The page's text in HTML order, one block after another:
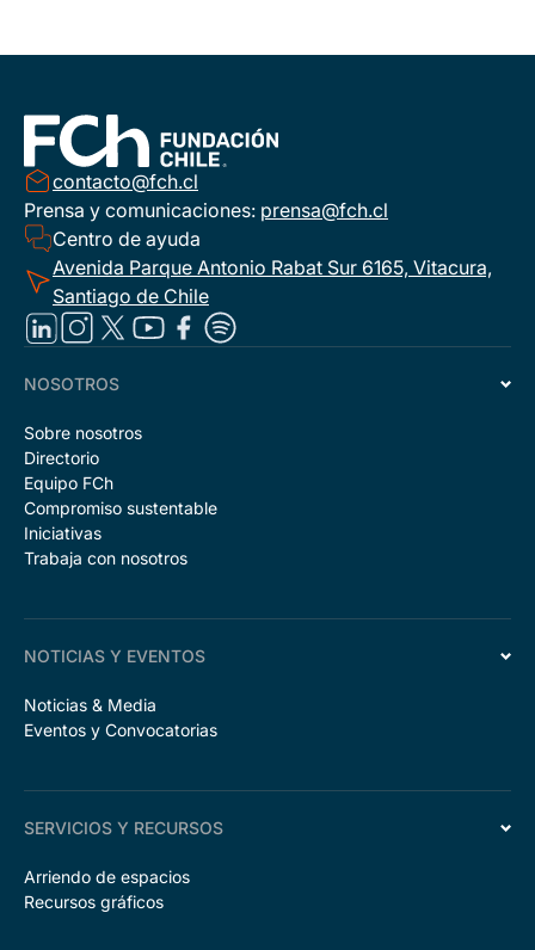
contacto@fch.cl
Prensa y comunicaciones: prensa@fch.cl
Centro de ayuda
Avenida Parque Antonio Rabat Sur 6165, Vitacura,
Santiago de Chile
NOSOTROS
Sobre nosotros
Directorio
Equipo FCh
Compromiso sustentable
Iniciativas
Trabaja con nosotros
NOTICIAS Y EVENTOS
Noticias & Media
Eventos y Convocatorias
SERVICIOS Y RECURSOS
Arriendo de espacios
Recursos gráficos